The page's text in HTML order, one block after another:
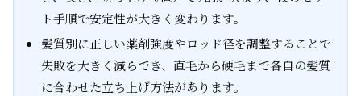
ト手順で安定性が大きく変わります。
髪質別に正しい薬剤強度やロッド径を調整することで
失敗を大きく減らでき、直毛から硬毛まで各自の髪質
に合わせた立ち上げ方法があります。